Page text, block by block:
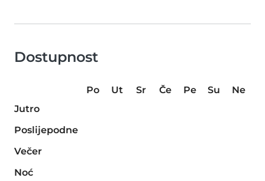
Dostupnost
Po Ut Sr Če Pe Su
Ne
Jutro
Poslijepodne
Večer
Noć